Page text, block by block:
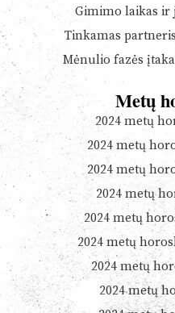
Gimimo laikas
Tinkamas
Mėnulio fazės
Metų
2024 metų
2024 metų
2024 metų
2024 metų
2024 metų
2024 metų
2024 metų
2024 metų